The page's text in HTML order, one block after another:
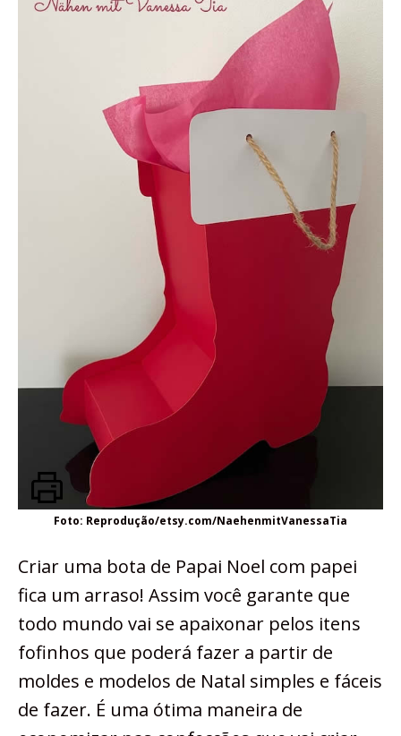
Foto: Reprodução/etsy.com/NaehenmitVanessaTia
Criar uma bota de Papai Noel com papei
fica um arraso! Assim você garante que
todo mundo vai se apaixonar pelos itens
fofinhos que poderá fazer a partir de
moldes e modelos de Natal simples e fáceis
de fazer. É uma ótima maneira de